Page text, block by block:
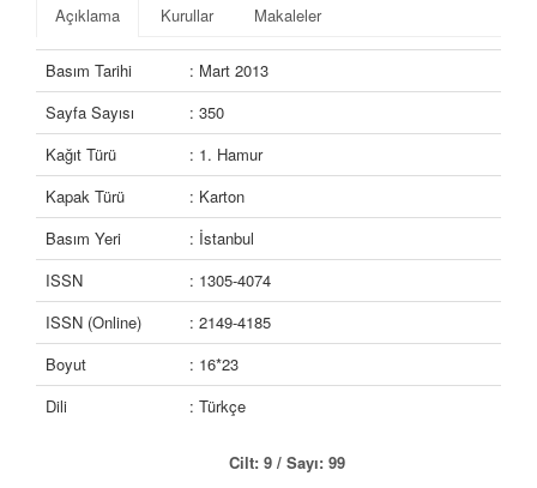
Açıklama Kurullar Makaleler
Basım Tarihi
: Mart 2013
Sayfa Sayısı
: 350
Kağıt Türü
: 1. Hamur
Kapak Türü
: Karton
Basım Yeri
: İstanbul
ISSN
: 1305-4074
ISSN (Online)
: 2149-4185
Boyut
: 16*23
Dili
: Türkçe
Cilt: 9 / Sayı: 99